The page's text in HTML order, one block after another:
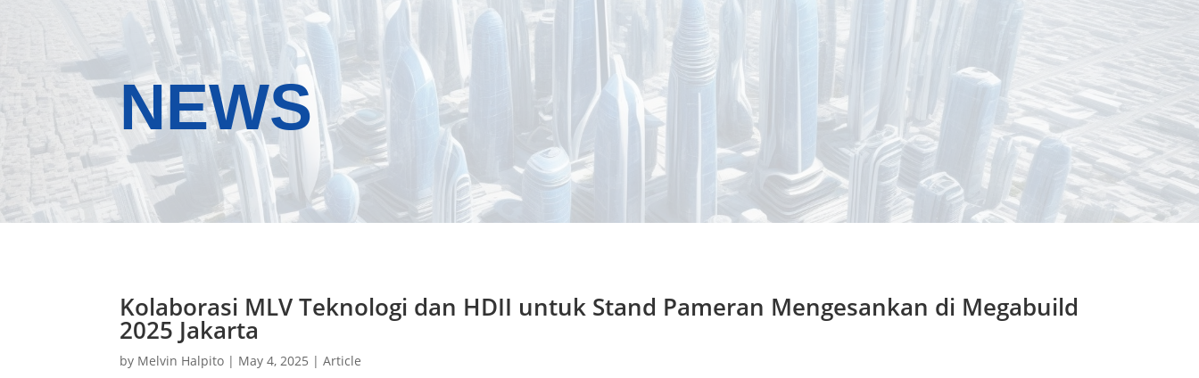
NEWS
Kolaborasi MLV Teknologi dan HDII untuk Stand Pameran Mengesankan di Megabuild
2025 Jakarta
by Melvin Halpito | May 4, 2025 |Article